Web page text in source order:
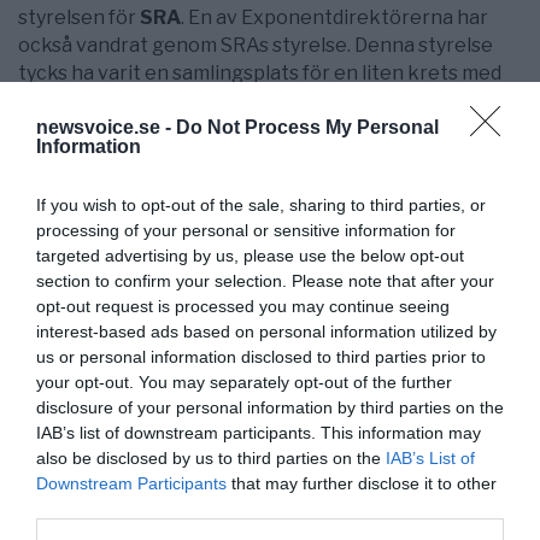
newsvoice.se - Do Not Process My Personal
Information
If you wish to opt-out of the sale, sharing to third parties, or
processing of your personal or sensitive information for
targeted advertising by us, please use the below opt-out
section to confirm your selection. Please note that after your
opt-out request is processed you may continue seeing
interest-based ads based on personal information utilized by
us or personal information disclosed to third parties prior to
your opt-out. You may separately opt-out of the further
disclosure of your personal information by third parties on the
IAB’s list of downstream participants. This information may
also be disclosed by us to third parties on the IAB’s List of
Downstream Participants that may further disclose it to other
styrelsen för SRA. En av Exponentdirektörerna har
också vandrat genom SRAs styrelse. Denna styrelse
tycks ha varit en samlingsplats för en liten krets med
rådgivare åt konsumentorganisationen ACSH, ledd
avElisabeth Whelan
ACSHhar konsekvent genom åren, välfonderad av
industrin, drivit kampen mot regleringar. Whelan och
Gough skiljer sig från övriga genom att vara
tobaksmotståndare, men med åren har de
gemensamma intressena överbryggat den
motsättningen.
Milloy och Goughvar båda knutna till den
konservativa tankesmedjanCato Instituteoch har
skrivit flera pamfletter och artiklar tillsammans. Det
var Cato som lanserade Hayek och Friedman som
formulerade de ekonomiska principer somRonald
ReaganochMargaret Thatcheromsatte på 80-talet.